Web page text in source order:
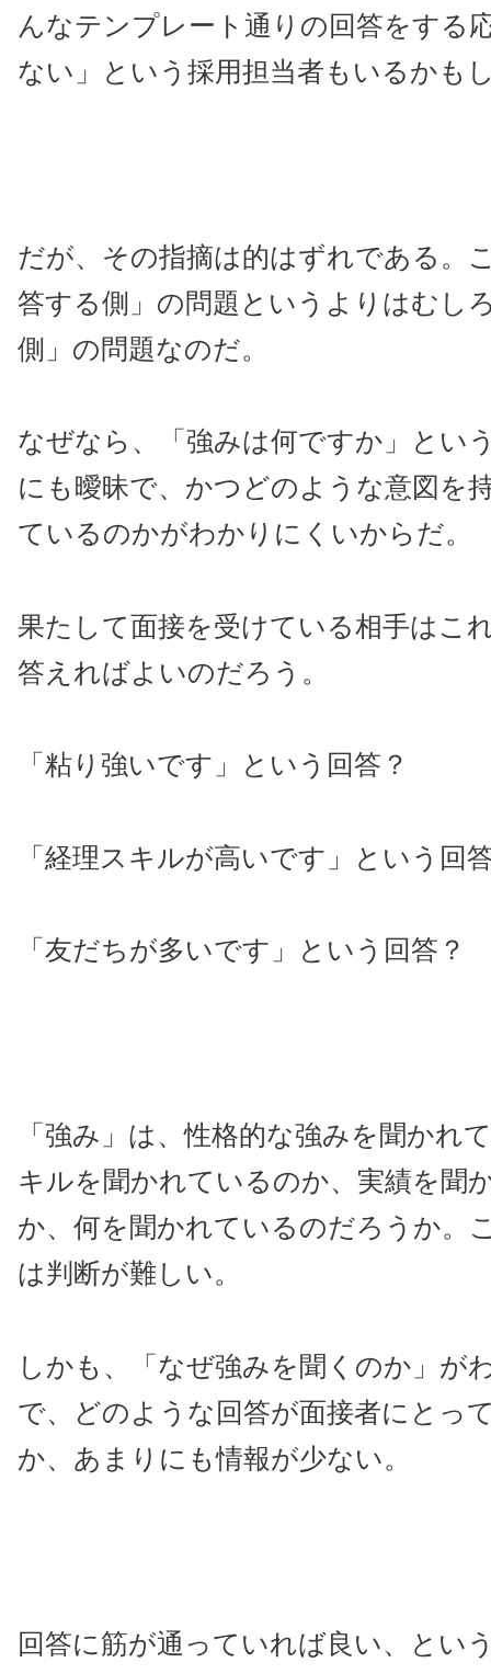
んなテンプレート通りの回答をする
ない」という採用担当者もいるかも
だが、その指摘は的はずれである。
答する側」の問題というよりはむし
側」の問題なのだ。
なぜなら、「強みは何ですか」とい
にも曖昧で、かつどのような意図を
ているのかがわかりにくいからだ。
果たして面接を受けている相手はこ
答えればよいのだろう。
「粘り強いです」という回答？
「経理スキルが高いです」という回
「友だちが多いです」という回答？
「強み」は、性格的な強みを聞かれ
キルを聞かれているのか、実績を聞
か、何を聞かれているのだろうか。
は判断が難しい。
しかも、「なぜ強みを聞くのか」が
で、どのような回答が面接者にとっ
か、あまりにも情報が少ない。
回答に筋が通っていれば良い、とい